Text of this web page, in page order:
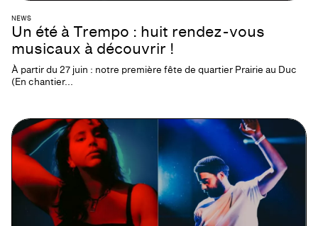
NEWS
Un été à Trempo : huit rendez-vous
musicaux à découvrir !
À partir du 27 juin : notre première fête de quartier Prairie au Duc
(En chantier...